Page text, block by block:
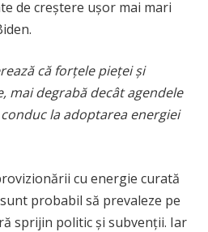
de creștere ușor mai mari
că forțele pieței și
mai degrabă decât agendele
la adoptarea energiei
cu energie curată
probabil să prevaleze pe
sprijin politic și subvenții. Iar